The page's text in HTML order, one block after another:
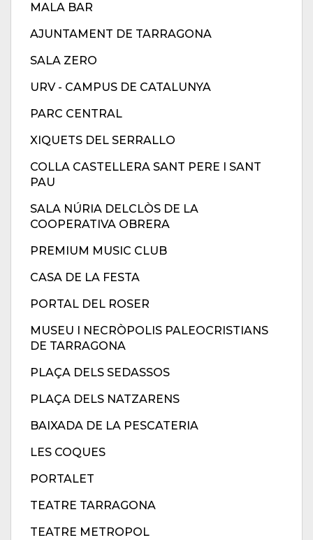
MALA BAR
AJUNTAMENT DE TARRAGONA
SALA ZERO
URV - CAMPUS DE CATALUNYA
PARC CENTRAL
XIQUETS DEL SERRALLO
COLLA CASTELLERA SANT PERE I SANT
PAU
SALA NÚRIA DELCLÒS DE LA
COOPERATIVA OBRERA
PREMIUM MUSIC CLUB
CASA DE LA FESTA
PORTAL DEL ROSER
MUSEU I NECRÒPOLIS PALEOCRISTIANS
DE TARRAGONA
PLAÇA DELS SEDASSOS
PLAÇA DELS NATZARENS
BAIXADA DE LA PESCATERIA
LES COQUES
PORTALET
TEATRE TARRAGONA
TEATRE METROPOL